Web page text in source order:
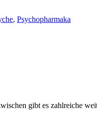
, Psychopharmaka
gibt es zahlreiche